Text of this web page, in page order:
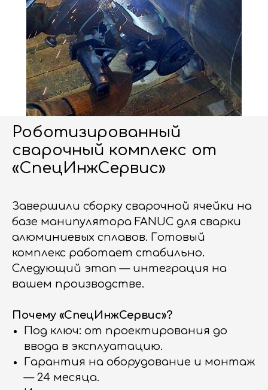
Роботизированный
сварочный комплекс от
«СпецИнжСервис»
Завершили сборку сварочной ячейки на
базе манипулятора FANUC для сварки
алюминиевых сплавов. Готовый
комплекс работает стабильно.
Следующий этап — интеграция на
вашем производстве.
Почему «СпецИнжСервис»?
Под ключ: от проектирования до
ввода в эксплуатацию.
Гарантия на оборудование и монтаж
— 24 месяца.